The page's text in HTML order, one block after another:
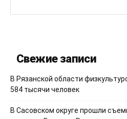
Свежие записи
В Рязанской области
584 тысячи человек
В Сасовском округе прошли